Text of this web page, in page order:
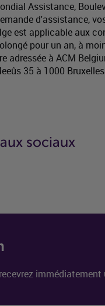
Assistance,
d'assistance,
est applicable aux
pour un an, à
à ACM
35 à 1000
sociaux